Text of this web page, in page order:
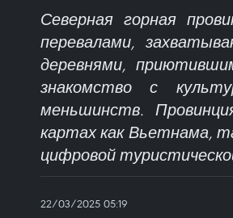
Северная горная
перевалами,
деревнями,
знакомство с
меньшинств.
картах как Вьетнама,
цифровой
22/03/2025 05:19